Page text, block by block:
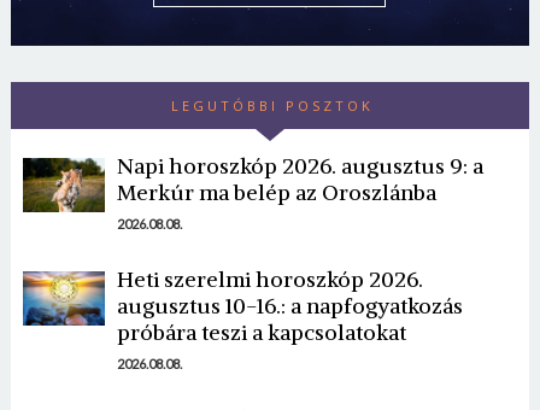
LEGUTÓBBI POSZTOK
Napi horoszkóp 2026. augusztus 9: a
Merkúr ma belép az Oroszlánba
2026.08.08.
Heti szerelmi horoszkóp 2026.
augusztus 10-16.: a napfogyatkozás
próbára teszi a kapcsolatokat
2026.08.08.
Borsonline bejelentkezés